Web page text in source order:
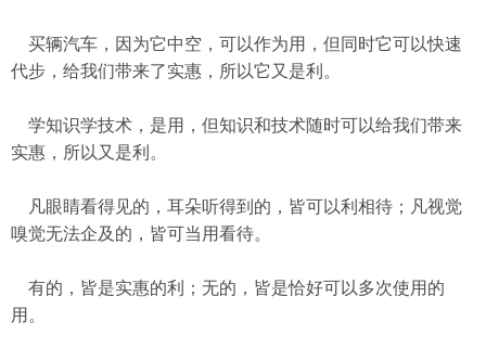
买辆汽车，因为它中空，可以作为用，但同时它可以快速
代步，给我们带来了实惠，所以它又是利。
学知识学技术，是用，但知识和技术随时可以给我们带来
实惠，所以又是利。
凡眼睛看得见的，耳朵听得到的，皆可以利相待；凡视觉
嗅觉无法企及的，皆可当用看待。
有的，皆是实惠的利；无的，皆是恰好可以多次使用的
用。